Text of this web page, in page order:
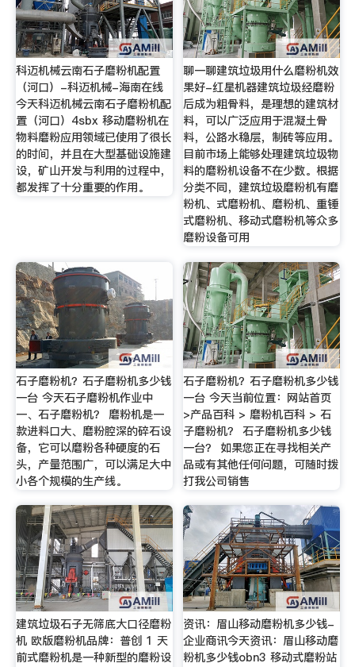
科迈机械云南石子磨粉机配置
（河口）-科迈机械-海南在线
今天科迈机械云南石子磨粉机配
置（河口）4sbx 移动磨粉机在
物料磨粉应用领域已使用了很长
的时间，并且在大型基础设施建
设，矿山开发与利用的过程中，
都发挥了十分重要的作用。
聊一聊建筑垃圾用什么磨粉机效
果好-红星机器建筑垃圾经磨粉
后成为粗骨料，是理想的建筑材
料，可以广泛应用于混凝土骨
料，公路水稳层，制砖等应用。
目前市场上能够处理建筑垃圾物
料的磨粉机设备不在少数。根据
分类不同，建筑垃圾磨粉机有磨
粉机、式磨粉机、磨粉机、重锤
式磨粉机、移动式磨粉机等众多
磨粉设备可用
石子磨粉机？石子磨粉机多少钱
一台 今天石子磨粉机作业中
一、石子磨粉机？ 磨粉机是一
款进料口大、磨粉腔深的碎石设
备，它可以磨粉各种硬度的石
头，产量范围广，可以满足大中
小各个规模的生产线。
石子磨粉机？石子磨粉机多少钱
一台 今天当前位置：网站首页
>产品百科 > 磨粉机百科 > 石
子磨粉机？ 石子磨粉机多少钱
一台？ 如果您正在寻找相关产
品或有其他任何问题，可随时拨
打我公司销售
建筑垃圾石子无筛底大口径磨粉
机 欧版磨粉机品牌：普创 1 天
前式磨粉机是一种新型的磨粉设
资讯：眉山移动磨粉机多少钱-
企业商讯今天资讯：眉山移动磨
粉机多少钱obn3 移动式磨粉站